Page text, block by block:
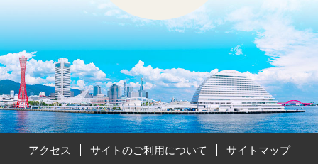
アクセス サイトのご利用について サイトマップ